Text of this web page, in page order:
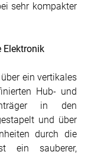
sehr kompakter
Elektronik
ein vertikales
Hub- und
in den
und über
durch die
ein sauberer,